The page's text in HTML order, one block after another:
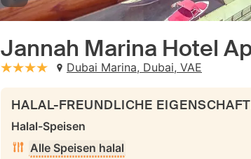
Jannah Marina Hotel
stars: 4Dubai Marina, Dubai, VAE
HALAL-FREUNDLICHE
Halal-Speisen
Alle Speisen halal